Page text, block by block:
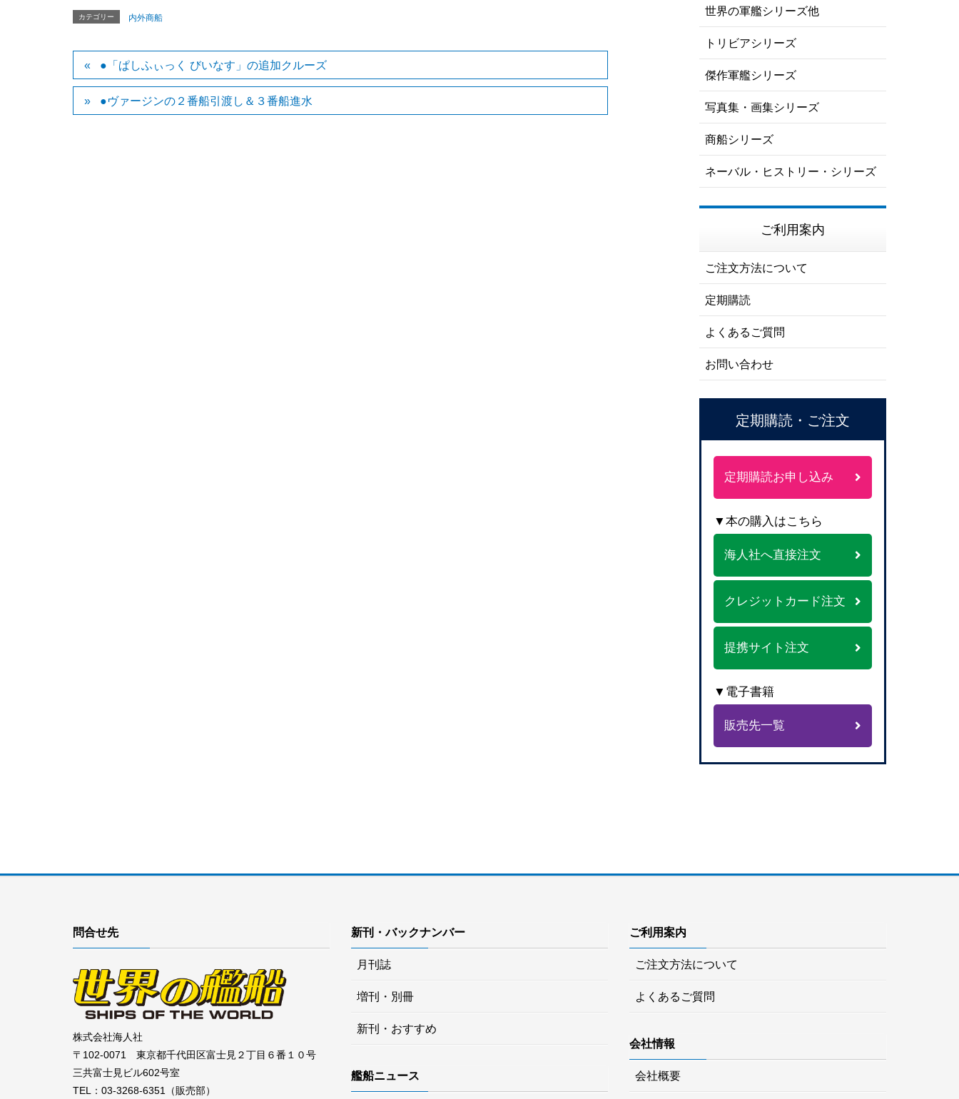
カテゴリー 内外商船
●「ぱしふぃっく びいなす」の追加クルーズ
●ヴァージンの２番船引渡し＆３番船進水
世界の軍艦シリーズ他
トリビアシリーズ
傑作軍艦シリーズ
写真集・画集シリーズ
商船シリーズ
ネーバル・ヒストリー・シリーズ
ご利用案内
ご注文方法について
定期購読
よくあるご質問
お問い合わせ
定期購読・ご注文
定期購読お申し込み
▼本の購入はこちら
海人社へ直接注文
クレジットカード注文
提携サイト注文
▼電子書籍
販売先一覧
問合せ先
株式会社海人社
〒102-0071 東京都千代田区富士見２丁目６番１０号
三共富士見ビル602号室
TEL：03-3268-6351（販売部）
新刊・バックナンバー
月刊誌
増刊・別冊
新刊・おすすめ
艦船ニュース
ご利用案内
ご注文方法について
よくあるご質問
会社情報
会社概要